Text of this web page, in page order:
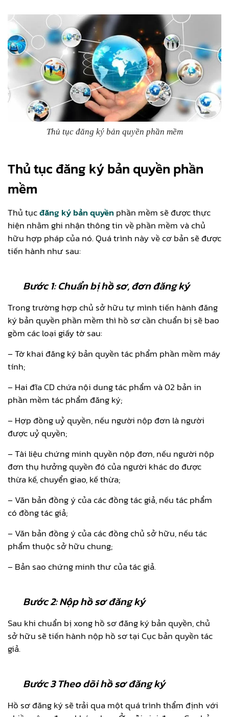
Thủ tục đăng ký bản quyền phần mềm
Thủ tục đăng ký bản quyền phần
mềm
Thủ tụcđăng ký bản quyền phần mềm sẽ được thực
hiện nhằm ghi nhận thông tin về phần mềm và chủ
hữu hợp pháp của nó. Quá trình này về cơ bản sẽ được
tiến hành như sau:
Bước 1: Chuẩn bịhồ sơ, đơn đăng ký
Trong trường hợp chủ sở hữu tự mình tiến hành đăng
ký bản quyền phần mềm thì hồ sơ cần chuẩn bị sẽ bao
gồm các loại giấy tờ sau:
– Tờ khai đăng ký bản quyền tác phẩm phần mềm máy
tính;
– Hai đĩa CD chứa nội dung tác phẩm và 02 bản in
phần mềm tác phẩm đăng ký;
– Hợp đồng uỷ quyền, nếu người nộp đơn là người
được uỷ quyền;
– Tài liệu chứng minh quyền nộp đơn, nếu người nộp
đơn thụ hưởng quyền đó của người khác do được
thừa kế, chuyển giao, kế thừa;
– Văn bản đồng ý của các đồng tác giả, nếu tác phẩm
có đồng tác giả;
– Văn bản đồng ý của các đồng chủ sở hữu, nếu tác
phẩm thuộc sở hữu chung;
– Bản sao chứng minh thư của tác giả.
Bước 2: Nộp hồsơ đăng ký
Sau khi chuẩn bị xong hồ sơ đăng ký bản quyền, chủ
sở hữu sẽ tiến hành nộp hồ sơ tại Cục bản quyền tác
giả.
Bước3Theo dõi hồ sơ đăng ký
Hồ sơ đăng ký sẽ trải qua một quá trình thẩm định với